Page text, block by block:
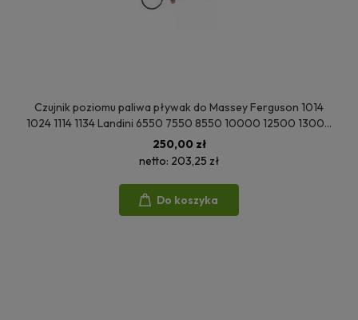
Czujnik poziomu paliwa pływak do Massey Ferguson 1014
1024 1114 1134 Landini 6550 7550 8550 10000 12500 13000
14500 1425614M91 3301268M91 3301628M91
250,00 zł
netto: 203,25 zł
Do koszyka